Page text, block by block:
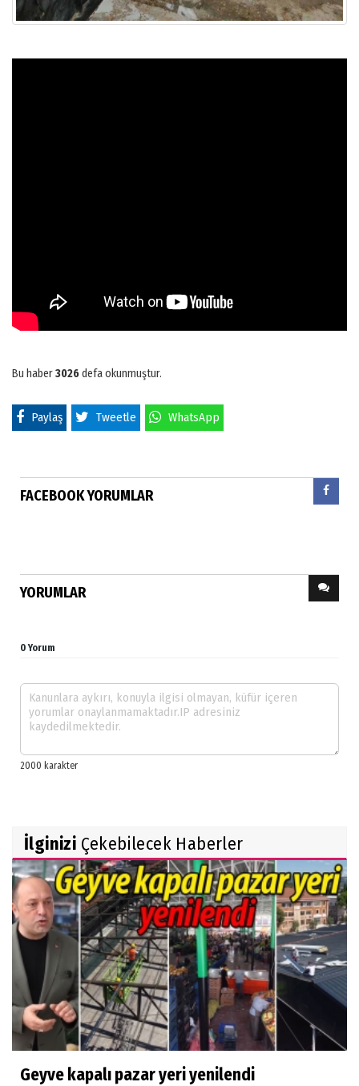
Bu haber3026defa okunmuştur.
Paylaş Tweetle WhatsApp
FACEBOOK YORUMLAR
YORUMLAR
0 Yorum
İlginizi Çekebilecek Haberler
Geyve kapalı pazar yeri yenilendi